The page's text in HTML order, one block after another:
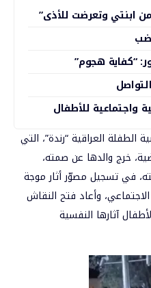
ابنتي وتعرضت للأذى”
“كفاية هجوم”
واجتماعية للأطفال
العراقية “رندة”، التي
خرج والدها عن صمته،
في تسجيل مصوّر أثار موجة
وأعاد فتح النقاش
آثارها النفسية